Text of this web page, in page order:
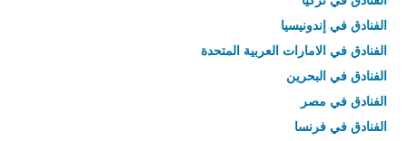
الفنادق في إندونيسيا
الفنادق في الامارات العربية المتحدة
الفنادق في البحرين
الفنادق في مصر
الفنادق في فرنسا